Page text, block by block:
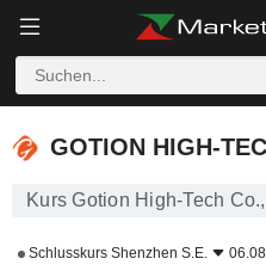
GOTION HIGH-TECH
GOTION HIGH-
Kurs Gotion High-Tech
Schlusskurs Shenzhen S.E.